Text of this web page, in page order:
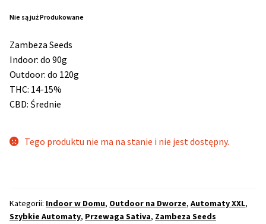
Odporne Odmiany
Medyczne Odmiany
100% Indica
Nie są już Produkowane
Zambeza Seeds
Indoor: do 90g
Outdoor: do 120g
THC: 14-15%
CBD: Średnie
Tego produktu nie ma na stanie i nie jest dostępny.
Kategorii: Indoor w Domu, Outdoor na Dworze, Automaty XXL,
Szybkie Automaty, Przewaga Sativa, Zambeza Seeds